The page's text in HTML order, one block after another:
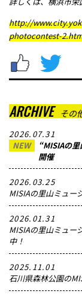
http://
photocontest-
ARCHIVE その
2026.07.31
NEW
“MISIAの
開催
2026.03.25
MISIAの里山ミュー
2026.01.31
MISIAの里山ミュー
中！
2025.11.01
石川県森林公園の